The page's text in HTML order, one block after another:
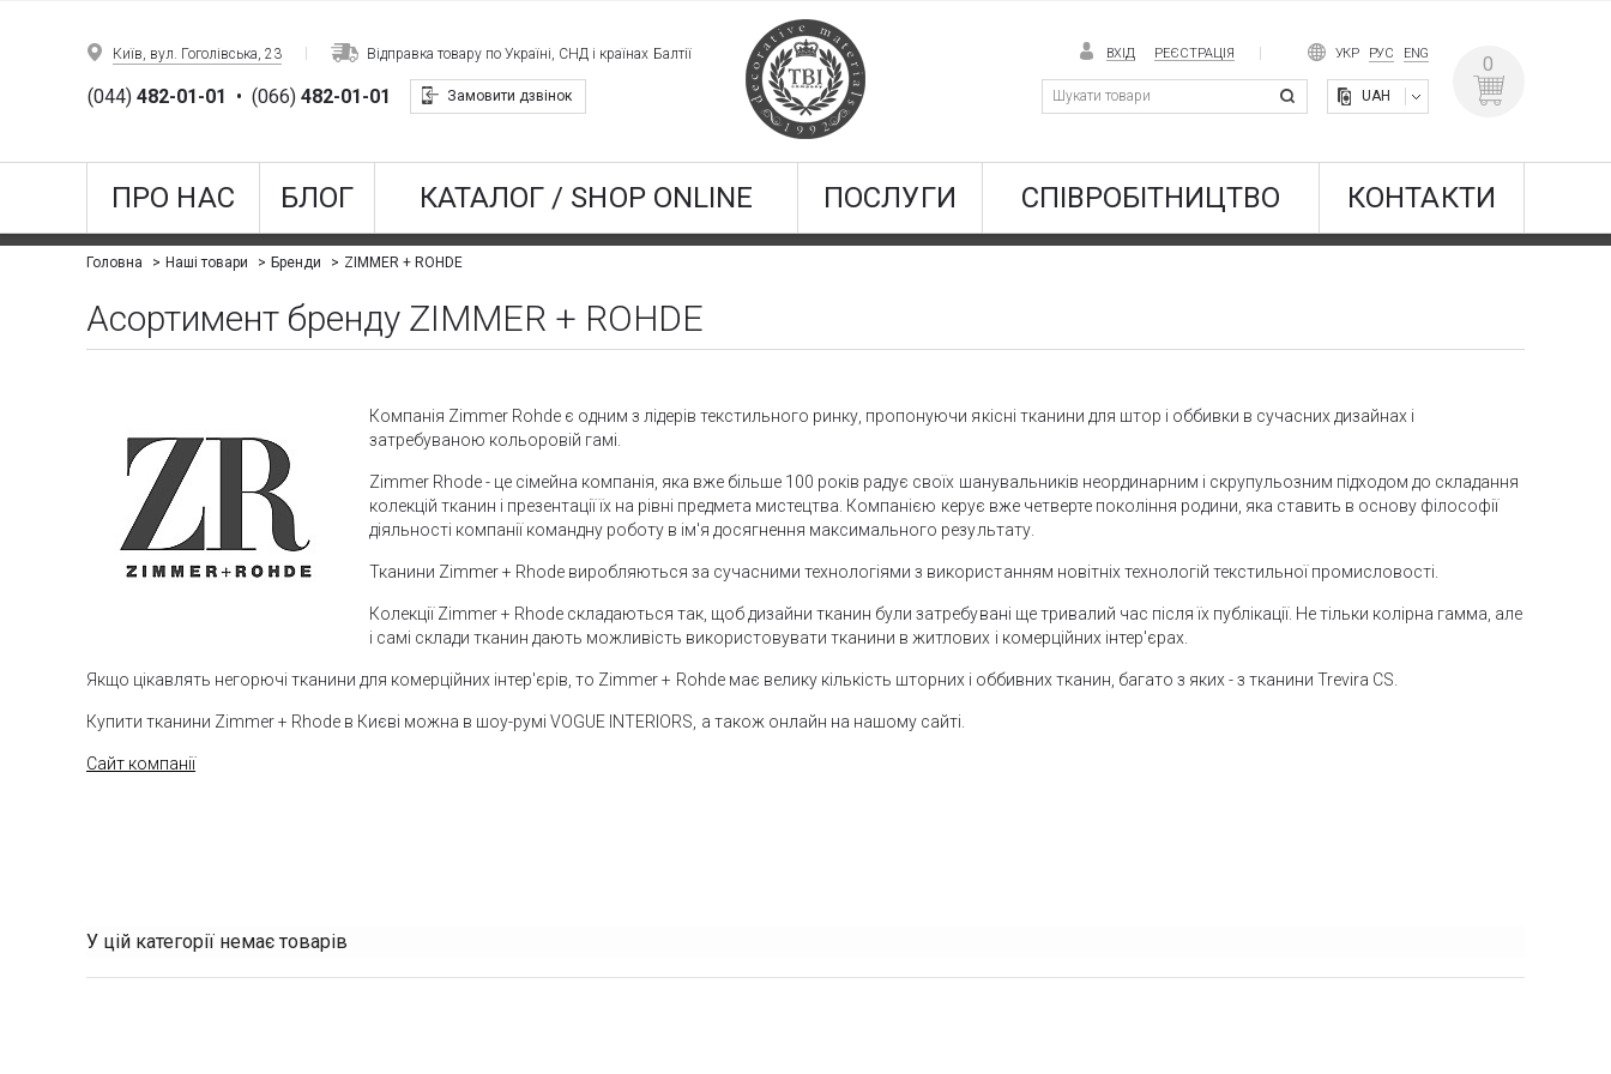
Київ, вул. Гоголівська, 23 Відправка товару по Україні, СНД і країнах Балтії
(044)482-01-01 • (066)482-01-01 Замовити дзвінок
ВХІД РЕЄСТРАЦІЯ УКР РУС ENG
UAH
0
ПРО НАС БЛОГ КАТАЛОГ / SHOP ONLINE ПОСЛУГИ СПІВРОБІТНИЦТВО КОНТАКТИ
Головна Наші товари Бренди ZIMMER + ROHDE
Асортимент бренду ZIMMER + ROHDE
Компанія Zimmer Rohde є одним з лідерів текстильного ринку, пропонуючи якісні тканини для штор і оббивки в сучасних дизайнах і
затребуваною кольоровій гамі.
Zimmer Rhode - це сімейна компанія, яка вже більше 100 років радує своїх шанувальників неординарним і скрупульозним підходом до складання
колекцій тканин і презентації їх на рівні предмета мистецтва. Компанією керує вже четверте покоління родини, яка ставить в основу філософії
діяльності компанії командну роботу в ім'я досягнення максимального результату.
Тканини Zimmer + Rhode виробляються за сучасними технологіями з використанням новітніх технологій текстильної промисловості.
Колекції Zimmer + Rhode складаються так, щоб дизайни тканин були затребувані ще тривалий час після їх публікації. Не тільки колірна гамма, але
і самі склади тканин дають можливість використовувати тканини в житлових і комерційних інтер'єрах.
Якщо цікавлять негорючі тканини для комерційних інтер'єрів, то Zimmer + Rohde має велику кількість шторних і оббивних тканин, багато з яких - з тканини Trevira CS.
Купити тканини Zimmer + Rhode в Києві можна в шоу-румі VOGUE INTERIORS, а також онлайн на нашому сайті.
Сайт компанії
У цій категорії немає товарів